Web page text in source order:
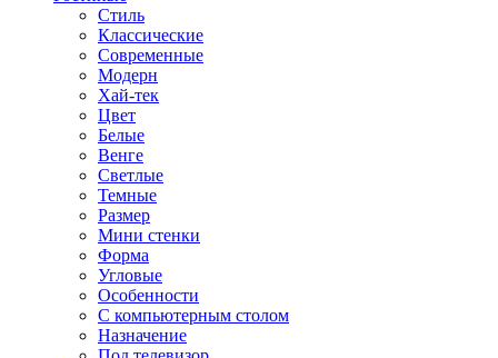
Стиль
Классические
Современные
Модерн
Хай-тек
Цвет
Белые
Венге
Светлые
Темные
Размер
Мини стенки
Форма
Угловые
Особенности
С компьютерным столом
Назначение